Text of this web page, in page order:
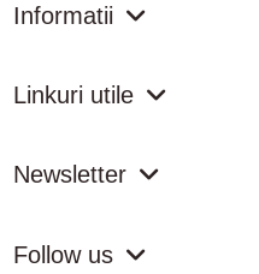
Informatii
Linkuri utile
Newsletter
Follow us